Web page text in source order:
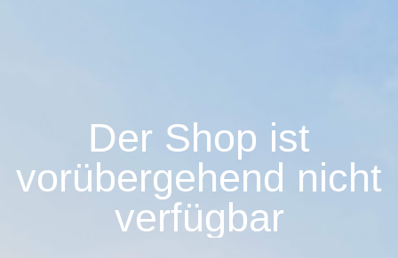
Der Shop ist
vorübergehend nicht
verfügbar